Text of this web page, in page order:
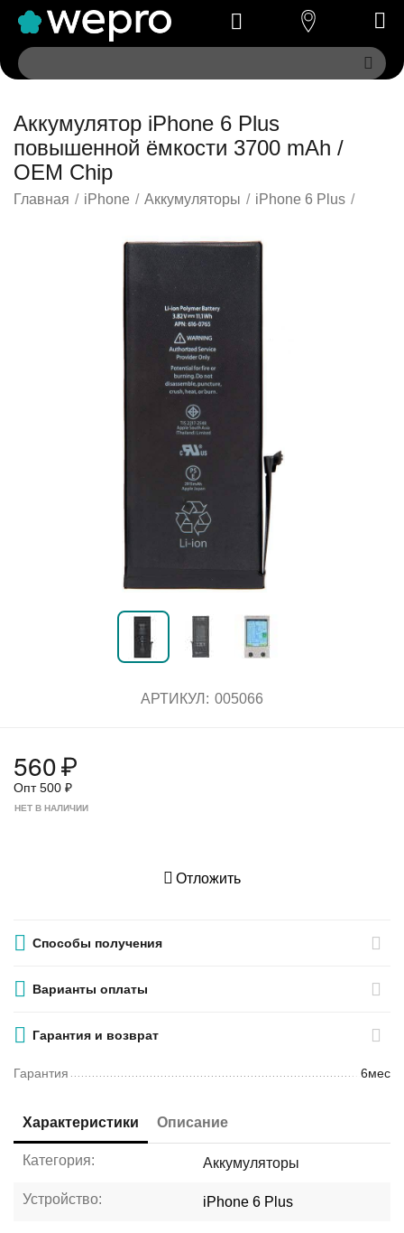
Аккумулятор iPhone 6 Plus
повышенной ёмкости 3700 mAh /
OEM Chip
Главная / iPhone / Аккумуляторы / iPhone 6 Plus /
АРТИКУЛ: 005066
560₽
Опт500 ₽
НЕТ В НАЛИЧИИ
Отложить
Способы получения
Варианты оплаты
Гарантия и возврат
Гарантия 6мес
Характеристики Описание
Категория: Аккумуляторы
Устройство: iPhone 6 Plus